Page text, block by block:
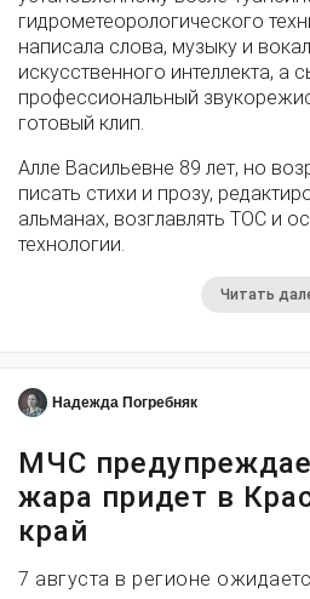
гидрометеорологического
написала слова, музыку и
искусственного интеллекта, а
профессиональный
готовый клип.
Алле Васильевне 89 лет, но
писать стихи и прозу,
альманах, возглавлять ТОС и
технологии.
Читать
Надежда Погребняк
МЧС
жара придет в
край
7 августа в регионе